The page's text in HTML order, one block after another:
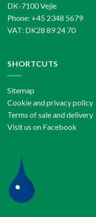
DK-7100 Vejle
Phone: +45 2348 5679
VAT: DK28 89 24 70
SHORTCUTS
Sitemap
Cookie and privacy policy
Terms of sale and delivery
Visit us on Facebook